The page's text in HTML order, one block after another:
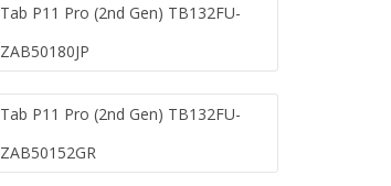
Tab P11 Pro (2nd Gen) TB132FU-
ZAB50180JP
Tab P11 Pro (2nd Gen) TB132FU-
ZAB50152GR